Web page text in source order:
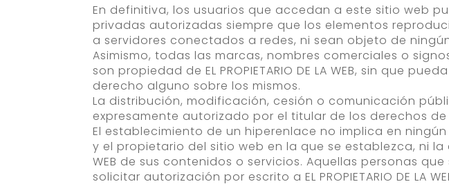
En definitiva, los usuarios que accedan a este sitio web
privadas autorizadas siempre que los elementos
a servidores conectados a redes, ni sean objeto de
Asimismo, todas las marcas, nombres comerciales o
son propiedad de EL PROPIETARIO DE LA WEB, sin que
derecho alguno sobre los mismos.
La distribución, modificación, cesión o comunicación
expresamente autorizado por el titular de los derechos
El establecimiento de un hiperenlace no implica en ningún
y el propietario del sitio web en la que se establezca, ni la
WEB de sus contenidos o servicios. Aquellas personas
solicitar autorización por escrito a EL PROPIETARIO DE